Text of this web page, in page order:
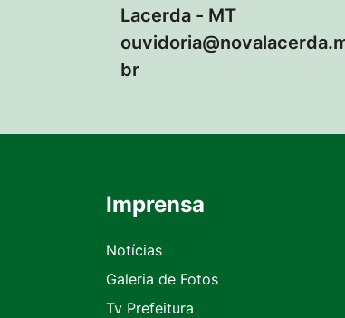
Lacerda - MT
br
Seção do Rodapé e Contato
Imprensa
Notícias
Galeria de Fotos
Tv Prefeitura